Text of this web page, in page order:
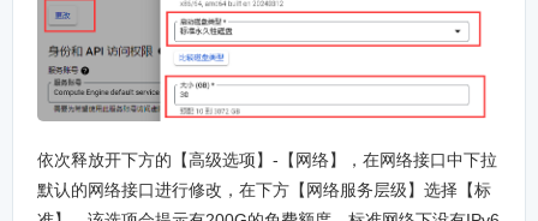
依次释放开下方的【高级选项】-【网络】，在网络接口中下拉
默认的网络接口进行修改，在下方【网络服务层级】选择【标